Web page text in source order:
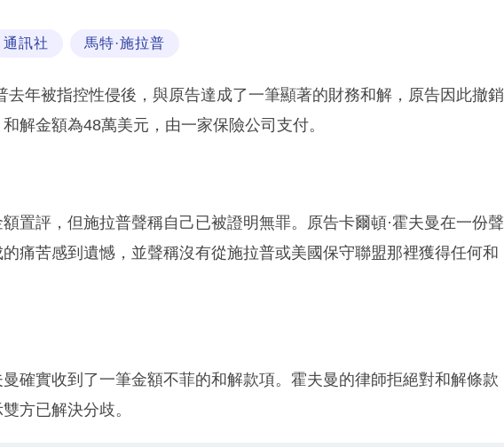
通訊社 馬特·施拉普
去年被指控性侵後，與原告達成了一筆顯著的財務和解，原告因此撤銷
解金額為48萬美元，由一家保險公司支付。
置評，但施拉普聲稱自己已被證明無罪。原告卡爾頓·霍夫曼在一份聲
痛苦感到遺憾，並聲稱沒有從施拉普或美國保守聯盟那裡獲得任何和
確實收到了一筆金額不菲的和解款項。霍夫曼的律師拒絕對和解條款
方已解決分歧。